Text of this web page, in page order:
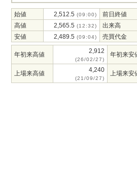
始値 2,512.5 (09:00)
前日終値
高値
2,565.5 (12:32)
出来高
安値
2,489.5 (09:04) 売買代金
年初来高値 2,912
(26/02/27)
年初来安
上場来高値 4,240
(21/09/27)
上場来安